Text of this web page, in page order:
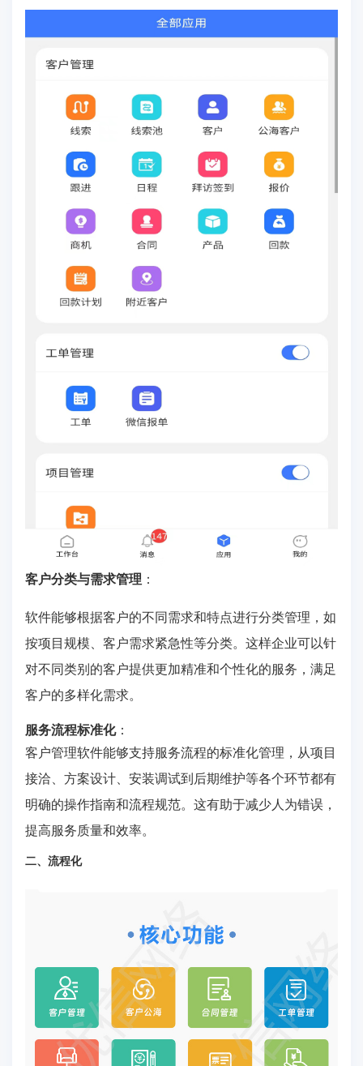
客户分类与需求管理 ：
软件能够根据客户的不同需求和特点进行分类管理，如
按项目规模、客户需求紧急性等分类。这样企业可以针
对不同类别的客户提供更加精准和个性化的服务，满足
客户的多样化需求。
服务流程标准化：
客户管理软件能够支持服务流程的标准化管理，从项目
接洽、方案设计、安装调试到后期维护等各个环节都有
明确的操作指南和流程规范。这有助于减少人为错误，
提高服务质量和效率。
二、流程化